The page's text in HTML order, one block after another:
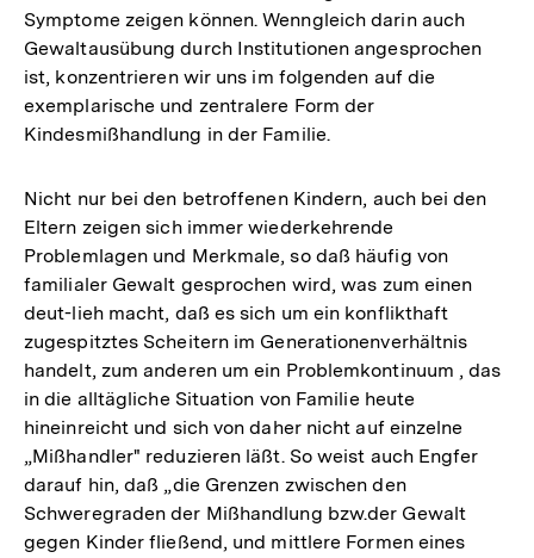
Symptome zeigen können. Wenngleich darin auch
Gewaltausübung durch Institutionen angesprochen
ist, konzentrieren wir uns im folgenden auf die
exemplarische und zentralere Form der
Kindesmißhandlung in der Familie.
Nicht nur bei den betroffenen Kindern, auch bei den
Eltern zeigen sich immer wiederkehrende
Problemlagen und Merkmale, so daß häufig von
familialer Gewalt gesprochen wird, was zum einen
deut-lieh macht, daß es sich um ein konflikthaft
zugespitztes Scheitern im Generationenverhältnis
handelt, zum anderen um ein Problemkontinuum , das
in die alltägliche Situation von Familie heute
hineinreicht und sich von daher nicht auf einzelne
„Mißhandler" reduzieren läßt. So weist auch Engfer
darauf hin, daß „die Grenzen zwischen den
Schweregraden der Mißhandlung bzw.der Gewalt
gegen Kinder fließend, und mittlere Formen eines